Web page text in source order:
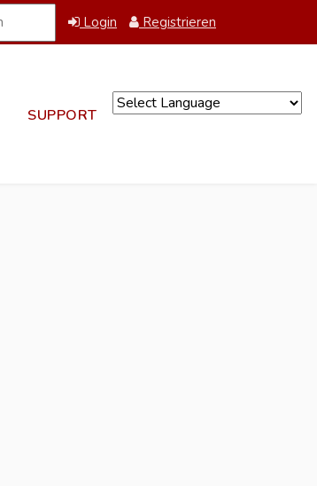
Login Registrieren
SUPPORT